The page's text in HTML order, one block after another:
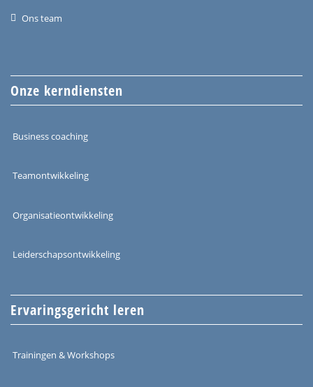
Ons team
Onze kerndiensten
Business coaching
Teamontwikkeling
Organisatieontwikkeling
Leiderschapsontwikkeling
Ervaringsgericht leren
Trainingen & Workshops